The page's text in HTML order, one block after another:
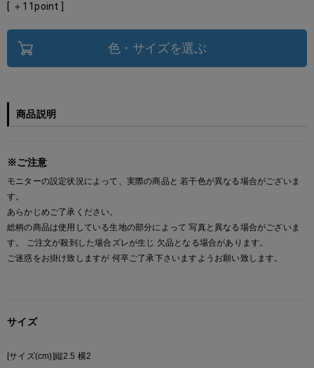
[ ＋ 11point ]
色・サイズを選ぶ
商品説明
※ご注意
モニターの設定状況によって、実際の商品と 若干色が異なる場合がございま
す。
あらかじめご了承ください。
総柄の商品は使用している生地の部分によって 写真と異なる場合がございま
す。 ご注文が殺到した場合ズレが生じ 欠品となる場合があります。
ご迷惑をお掛け致しますが 何卒ご了承下さいますようお願い致します。
サイズ
[サイズ(cm)]縦2.5 横2